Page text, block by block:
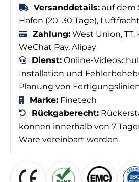
Versanddetails: auf dem
Hafen (20–30 Tage),
Zahlung: West Union,
WeChat Pay, Alipay
Dienst: Online-
Installation und
Planung von
Marke: Finetech
Rückgaberecht:
können innerhalb von 7
Ware vereinbart werden.